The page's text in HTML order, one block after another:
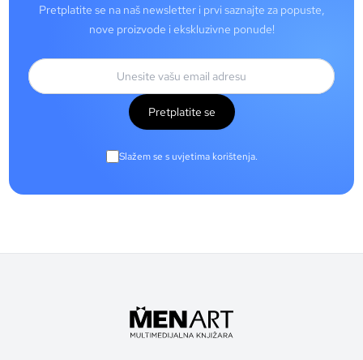
Pretplatite se na naš newsletter i prvi saznajte za popuste,
nove proizvode i ekskluzivne ponude!
Pretplatite se
Slažem se s uvjetima korištenja.